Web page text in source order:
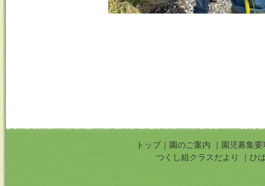
トップ｜ 園のご案内 ｜ 園児募集要
つくし組クラスだより
｜ ひ